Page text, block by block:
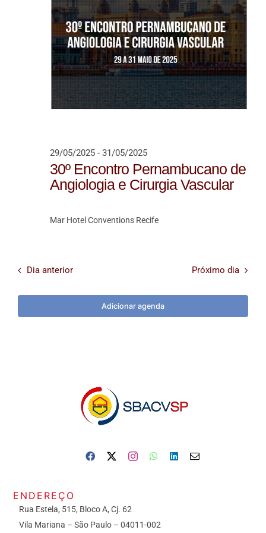
30º Encontro Pernambucano de
Angiologia e Cirurgia Vascular
29/05/2025 - 31/05/2025
Mar Hotel Conventions Recife
Dia anterior Próximo dia
Adicionar agenda
ENDEREÇO
Rua Estela, 515, Bloco A, Cj. 62
Vila Mariana – São Paulo – 04011-002